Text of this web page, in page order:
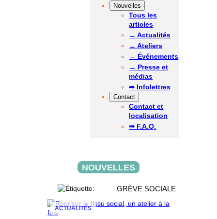
Nouvelles
Tous les
articles
﹘ Actualités
﹘ Ateliers
﹘ Événements
﹘ Presse et
médias
➡ Infolettres
Contact
Contact et
localisation
➡ F.A.Q.
NOUVELLES
GRÈVE SOCIALE
ACTUALITÉS